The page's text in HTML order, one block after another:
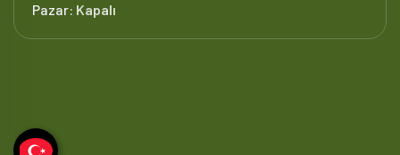
Pazar: Kapalı